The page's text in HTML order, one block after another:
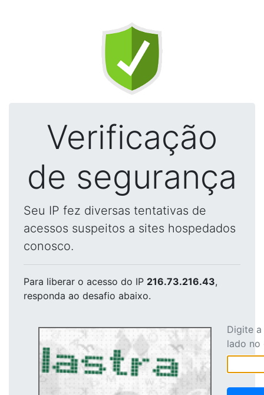
Verificação
de segurança
Seu IP fez diversas tentativas de
acessos suspeitos a sites hospedados
conosco.
Para liberar o acesso do IP 216.73.216.43,
responda ao desafio abaixo.
Digite
lado no